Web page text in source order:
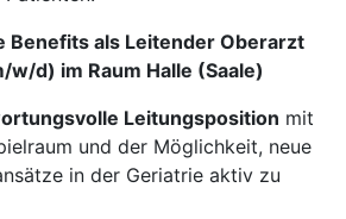
Benefits als Leitender Oberarzt
d) im Raum Halle (Saale)
Leitungsposition mit
und der Möglichkeit, neue
in der Geriatrie aktiv zu